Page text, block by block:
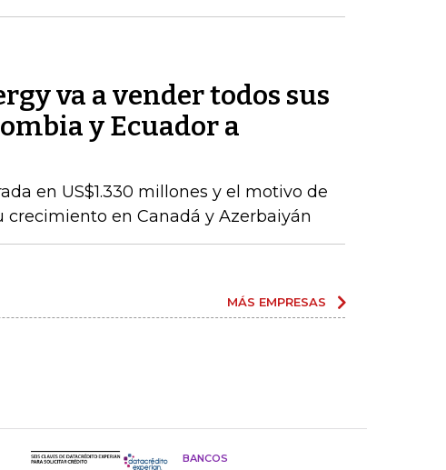
va a vender todos sus
y Ecuador a
en US$1.330 millones y el motivo de
crecimiento en Canadá y Azerbaiyán
MÁS EMPRESAS
BANCOS